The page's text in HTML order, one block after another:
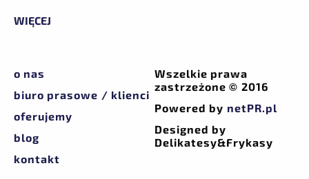
WIĘCEJ
o nas
biuro prasowe / klienci
oferujemy
blog
kontakt
Wszelkie prawa
zastrzeżone © 2016
Powered by netPR.pl
Designed by
Delikatesy&Frykasy